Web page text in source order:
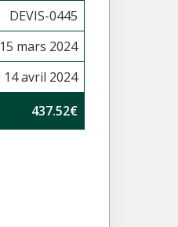
DEVIS-0445
15 mars 2024
14 avril 2024
437.52€